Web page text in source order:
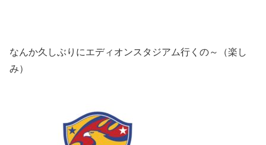
なんか久しぶりにエディオンスタジアム行くの～（楽し
み）